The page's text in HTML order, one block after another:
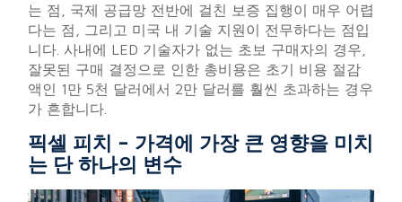
는 점, 국제 공급망 전반에 걸친 보증 집행이 매우 어렵
다는 점, 그리고 미국 내 기술 지원이 전무하다는 점입
니다. 사내에 LED 기술자가 없는 초보 구매자의 경우,
잘못된 구매 결정으로 인한 총비용은 초기 비용 절감
액인 1만 5천 달러에서 2만 달러를 훨씬 초과하는 경우
가 흔합니다.
픽셀 피치 – 가격에 가장 큰 영향을 미치
는 단 하나의 변수